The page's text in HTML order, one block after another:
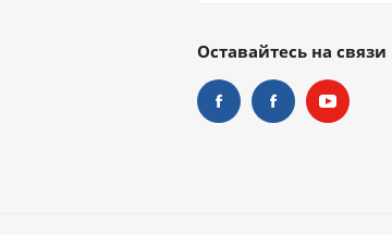
Оставайтесь на связи